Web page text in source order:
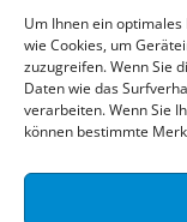
Um Ihnen ein
wie Cookies, um
zuzugreifen. Wenn Sie
Daten wie das
verarbeiten. Wenn Sie
können bestimmte
Bewerben
Stellenmeldung
© 2026